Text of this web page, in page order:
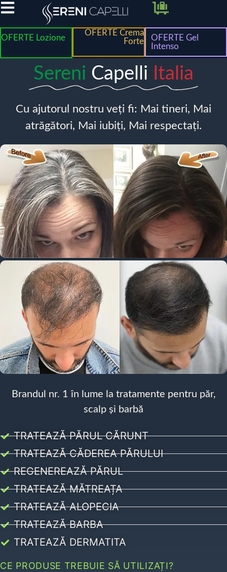
OFERTE Lozione
OFERTE Crema
Forte
OFERTE Gel
Intenso
Sereni Capelli Italia
Cu ajutorul nostru veți fi: Mai tineri, Mai
atrăgători, Mai iubiți, Mai respectați.
Brandul nr. 1 în lume la tratamente pentru păr,
scalp și barbă
TRATEAZĂ PĂRUL CĂRUNT
TRATEAZĂ CĂDEREA PĂRULUI
REGENEREAZĂ PĂRUL
TRATEAZĂ MĂTREAȚA
TRATEAZĂ ALOPECIA
TRATEAZĂ BARBA
TRATEAZĂ DERMATITA
CE PRODUSE TREBUIE SĂ UTILIZAȚI?